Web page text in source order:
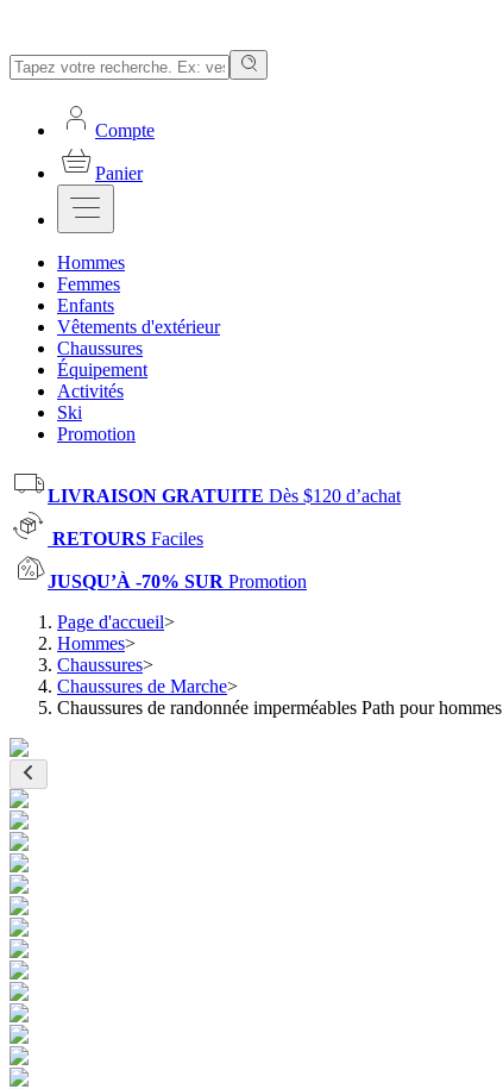
Compte
Panier
Hommes
Femmes
Enfants
Vêtements d'extérieur
Chaussures
Équipement
Activités
Ski
Promotion
LIVRAISON GRATUITE Dès $120 d’achat
RETOURS Faciles
JUSQU’À -70% SUR Promotion
Page d'accueil>
Hommes>
Chaussures>
Chaussures de Marche>
Chaussures de randonnée imperméables Path pour hommes